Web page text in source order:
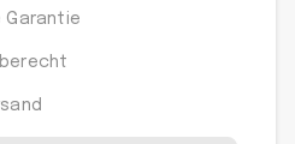
Garantie